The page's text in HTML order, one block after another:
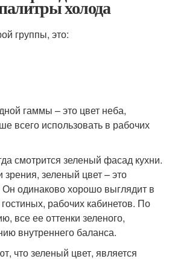
холода
группы, это:
гаммы – это цвет неба,
всего использовать в рабочих
смотрится зеленый фасад кухни.
зрения, зеленый цвет – это
одинаково хорошо выглядит в
рабочих кабинетов. По
все ее оттенки зеленого,
внутреннего баланса.
что зеленый цвет, является